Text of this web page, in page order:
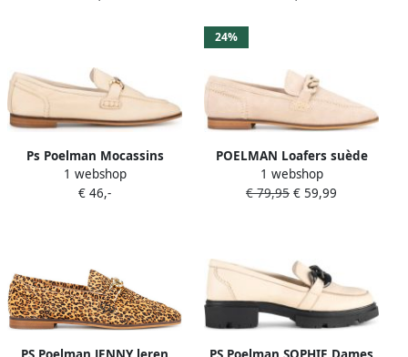
Ps Poelman Mocassins
JENNY Dames instappers
1 webshop
€ 46,-
24%
POELMAN Loafers suède
Beige Suede Loafers Dames
1 webshop
€ 79,95 € 59,99